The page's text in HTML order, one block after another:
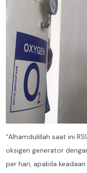
“Alhamdulillah saat ini
oksigen generator
per hari, apabila